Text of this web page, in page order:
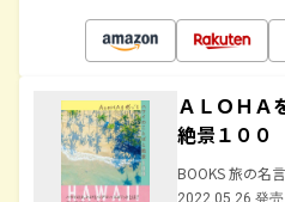
ＡＬＯＨＡ
絶景１００
BOOKS 旅の名
2022.05.26 発売